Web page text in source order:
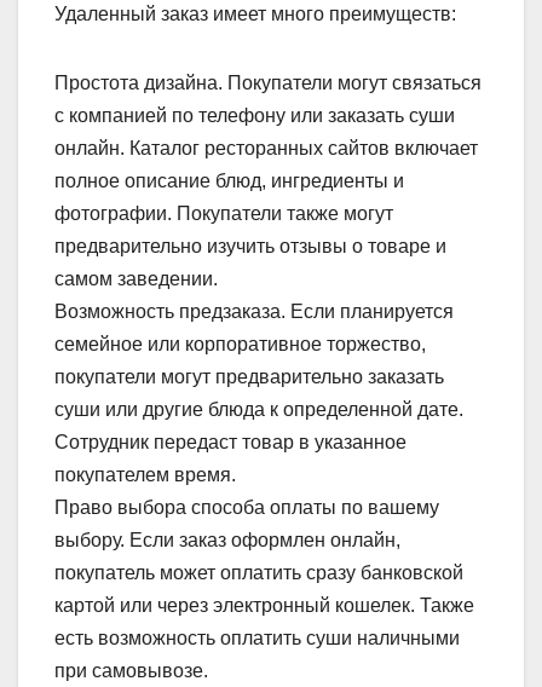
Удаленный заказ имеет много преимуществ:
Простота дизайна. Покупатели могут связаться
с компанией по телефону или заказать суши
онлайн. Каталог ресторанных сайтов включает
полное описание блюд, ингредиенты и
фотографии. Покупатели также могут
предварительно изучить отзывы о товаре и
самом заведении.
Возможность предзаказа. Если планируется
семейное или корпоративное торжество,
покупатели могут предварительно заказать
суши или другие блюда к определенной дате.
Сотрудник передаст товар в указанное
покупателем время.
Право выбора способа оплаты по вашему
выбору. Если заказ оформлен онлайн,
покупатель может оплатить сразу банковской
картой или через электронный кошелек. Также
есть возможность оплатить суши наличными
при самовывозе.